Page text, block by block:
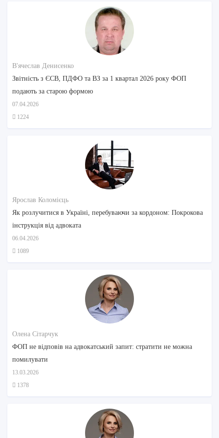
В'ячеслав Денисенко
Звітність з ЄСВ, ПДФО та ВЗ за 1 квартал 2026 року ФОП
подають за старою формою
07.04.2026
1224
Ярослав Коломієць
Як розлучитися в Україні, перебуваючи за кордоном: Покрокова
інструкція від адвоката
06.04.2026
1089
Олена Сітарчук
ФОП не відповів на адвокатський запит: стратити не можна
помилувати
13.03.2026
1378